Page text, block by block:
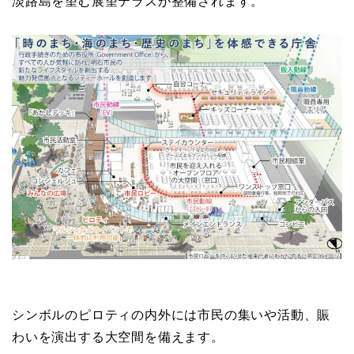
シンボルのピロティの内外には市民の集いや活動、賑
わいを演出する大空間を備えます。